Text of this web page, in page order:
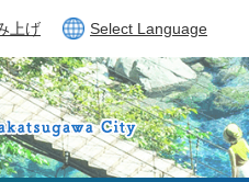
上げ Select Language